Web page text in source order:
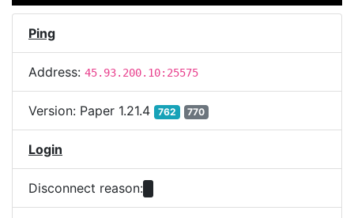
Ping
Address: 45.93.200.10:25575
Version: Paper 1.21.4 762 770
Login
Disconnect reason: